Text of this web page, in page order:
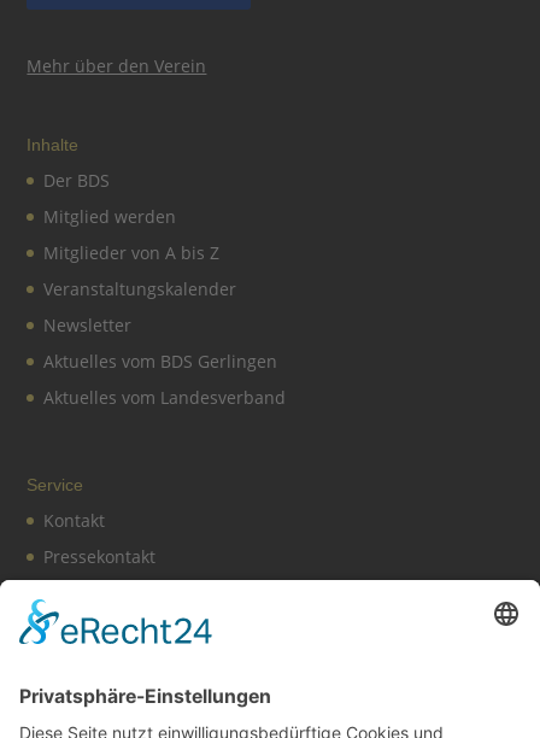
Mehr über den Verein
Inhalte
Der BDS
Mitglied werden
Mitglieder von A bis Z
Veranstaltungskalender
Newsletter
Aktuelles vom BDS Gerlingen
Aktuelles vom Landesverband
Service
Kontakt
Pressekontakt
Impressum
Cookie-Einstellungen